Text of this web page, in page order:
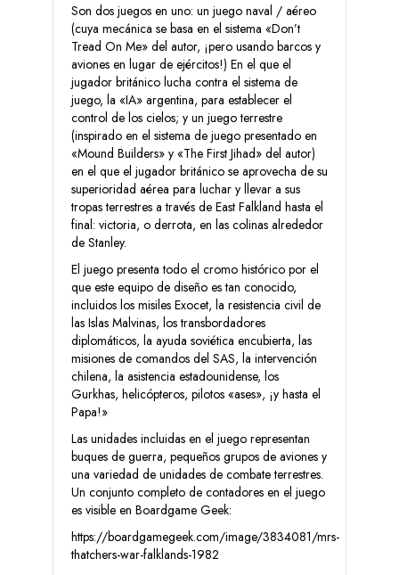
Son dos juegos en uno: un juego naval / aéreo
(cuya mecánica se basa en el sistema «Don’t
Tread On Me» del autor, ¡pero usando barcos y
aviones en lugar de ejércitos!) En el que el
jugador británico lucha contra el sistema de
juego, la «IA» argentina, para establecer el
control de los cielos; y un juego terrestre
(inspirado en el sistema de juego presentado en
«Mound Builders» y «The First Jihad» del autor)
en el que el jugador británico se aprovecha de su
superioridad aérea para luchar y llevar a sus
tropas terrestres a través de East Falkland hasta el
final: victoria, o derrota, en las colinas alrededor
de Stanley.
El juego presenta todo el cromo histórico por el
que este equipo de diseño es tan conocido,
incluidos los misiles Exocet, la resistencia civil de
las Islas Malvinas, los transbordadores
diplomáticos, la ayuda soviética encubierta, las
misiones de comandos del SAS, la intervención
chilena, la asistencia estadounidense, los
Gurkhas, helicópteros, pilotos «ases», ¡y hasta el
Papa!»
Las unidades incluidas en el juego representan
buques de guerra, pequeños grupos de aviones y
una variedad de unidades de combate terrestres.
Un conjunto completo de contadores en el juego
es visible en Boardgame Geek:
https://boardgamegeek.com/image/3834081/mrs-
thatchers-war-falklands-1982